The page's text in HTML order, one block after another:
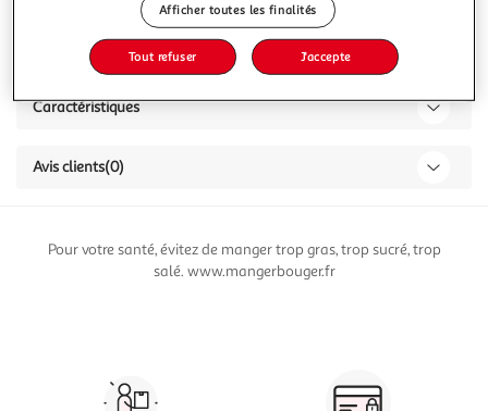
Description
Caractéristiques
Avis clients(0)
Pour votre santé, évitez de manger trop gras, trop sucré, trop
salé. www.mangerbouger.fr
Afficher toutes les finalités
Tout refuser J'accepte